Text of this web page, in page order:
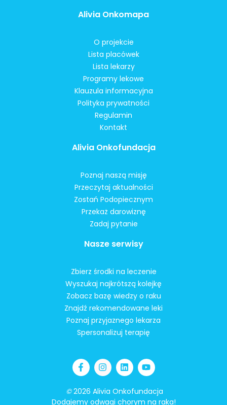
Alivia Onkomapa
O projekcie
Lista placówek
Lista lekarzy
Programy lekowe
Klauzula informacyjna
Polityka prywatności
Regulamin
Kontakt
Alivia Onkofundacja
Poznaj naszą misję
Przeczytaj aktualności
Zostań Podopiecznym
Przekaż darowiznę
Zadaj pytanie
Nasze serwisy
Zbierz środki na leczenie
Wyszukaj najkrótszą kolejkę
Zobacz bazę wiedzy o raku
Znajdź rekomendowane leki
Poznaj przyjaznego lekarza
Spersonalizuj terapię
©2026 Alivia Onkofundacja
Dodajemy odwagi chorym na raka!